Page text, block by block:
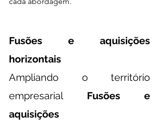
Fusões e aquisições
horizontais
Ampliando o território
empresarial Fusões e
aquisições